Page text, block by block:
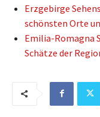
Erzgebirge
schönsten Orte
Emilia-Romagna
Schätze der